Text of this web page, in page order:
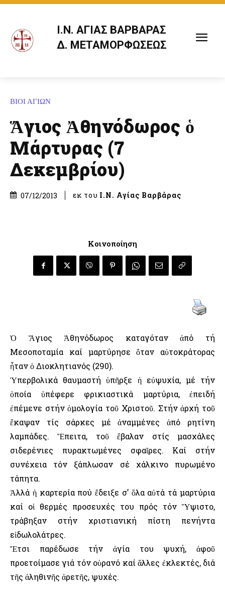
Ι.Ν. ΑΓΙΑΣ ΒΑΡΒΑΡΑΣ
Δ. ΜΕΤΑΜΟΡΦΩΣΕΩΣ
ΒΙΟΙ ΑΓΙΩΝ
Ἅγιος Ἀθηνόδωρος ὁ
Μάρτυρας (7
Δεκεμβρίου)
07/12/2013 εκ του Ι.Ν. Αγίας Βαρβάρας
Κοινοποίηση
Ὁ Ἅγιος Ἀθηνόδωρος καταγόταν ἀπό τή
Μεσοποταμία καί μαρτύρησε ὅταν αὐτοκράτορας
ἦταν ὁ Διοκλητιανός (290).
Ὑπερβολικά θαυμαστή ὑπῆρξε ἡ εὐψυχία, μέ τήν
ὁποία ὑπέφερε φρικιαστικά μαρτύρια, ἐπειδή
ἐπέμενε στήν ὁμολογία τοῦ Χριστοῦ. Στήν ἀρχή τοῦ
ἔκαψαν τίς σάρκες μέ ἀναμμένες ἀπό ρητίνη
λαμπάδες. Ἔπειτα, τοῦ ἔβαλαν στίς μασχάλες
σιδερένιες πυρακτωμένες σφαῖρες. Καί στήν
συνέχεια τόν ξάπλωσαν σέ χάλκινο πυρωμένο
τάπητα.
Ἀλλά ἡ καρτερία πού ἔδειξε σ’ ὅλα αὐτά τά μαρτύρια
καί οἱ θερμές προσευχές του πρός τόν Ὕψιστο,
τράβηξαν στήν χριστιανική πίστη πενήντα
εἰδωλολάτρες.
Ἔτσι παρέδωσε τήν ἁγία του ψυχή, ἀφοῦ
προετοίμασε γιά τόν οὐρανό καί ἄλλες ἐκλεκτές, διά
τῆς ἀληθινῆς ἀρετῆς, ψυχές.